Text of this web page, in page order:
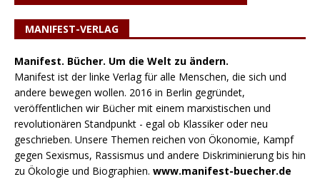
MANIFEST-VERLAG
Manifest. Bücher. Um die Welt zu ändern.
Manifest ist der linke Verlag für alle Menschen, die sich und
andere bewegen wollen. 2016 in Berlin gegründet,
veröffentlichen wir Bücher mit einem marxistischen und
revolutionären Standpunkt - egal ob Klassiker oder neu
geschrieben. Unsere Themen reichen von Ökonomie, Kampf
gegen Sexismus, Rassismus und andere Diskriminierung bis hin
zu Ökologie und Biographien. www.manifest-buecher.de